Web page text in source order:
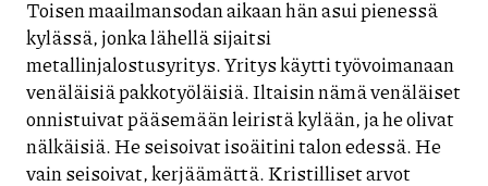
Toisen maailmansodan aikaan hän asui pienessä
kylässä, jonka lähellä sijaitsi
metallinjalostusyritys. Yritys käytti työvoimanaan
venäläisiä pakkotyöläisiä. Iltaisin nämä venäläiset
onnistuivat pääsemään leiristä kylään, ja he olivat
nälkäisiä. He seisoivat isoäitini talon edessä. He
vain seisoivat, kerjäämättä. Kristilliset arvot